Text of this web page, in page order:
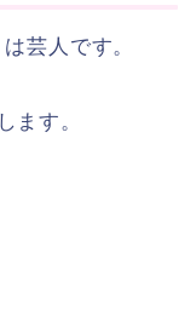
芸人です。
ます。